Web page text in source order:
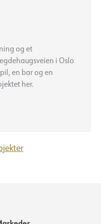
og et
i Oslo
en bar og en
her.